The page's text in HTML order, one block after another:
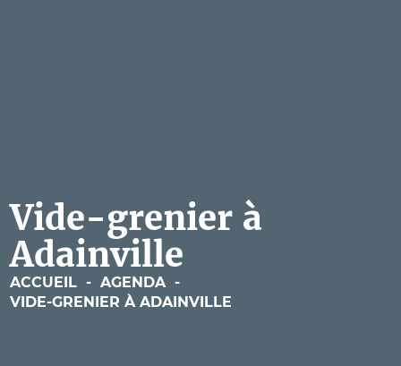
Vide-grenier à
Adainville
ACCUEIL - AGENDA -
VIDE-GRENIER À ADAINVILLE